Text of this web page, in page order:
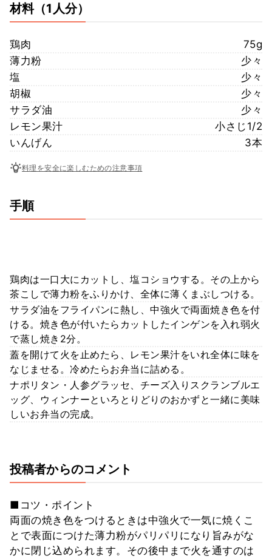
材料（1人分）
鶏肉
75g
薄力粉
少々
塩
少々
胡椒
少々
サラダ油
少々
レモン果汁
小さじ1/2
いんげん
3本
料理を安全に楽しむための注意事項
手順
鶏肉は一口大にカットし、塩コショウする。その上から
茶こしで薄力粉をふりかけ、全体に薄くまぶしつける。
サラダ油をフライパンに熱し、中強火で両面焼き色を付
ける。焼き色が付いたらカットしたインゲンを入れ弱火
で蒸し焼き2分。
蓋を開けて火を止めたら、レモン果汁をいれ全体に味を
なじませる。冷めたらお弁当に詰める。
ナポリタン・人参グラッセ、チーズ入りスクランブルエ
ッグ、ウィンナーといろとりどりのおかずと一緒に美味
しいお弁当の完成。
投稿者からのコメント
■コツ・ポイント
両面の焼き色をつけるときは中強火で一気に焼くこ
とで表面につけた薄力粉がパリパリになり旨みがな
かに閉じ込められます。その後中まで火を通すのは